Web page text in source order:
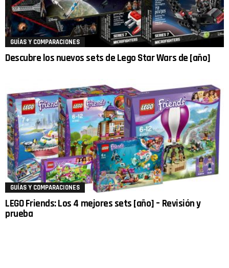
GUÍAS Y COMPARACIONES
Descubre los nuevos sets de Lego Star Wars de [año]
GUÍAS Y COMPARACIONES
LEGO Friends: Los 4 mejores sets [año] – Revisión y
prueba